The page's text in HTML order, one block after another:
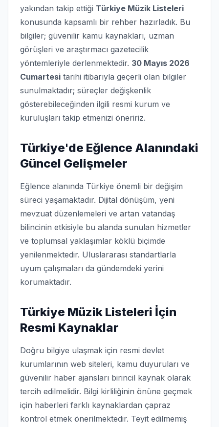
yakından takip ettiği Türkiye Müzik Listeleri
konusunda kapsamlı bir rehber hazırladık. Bu
bilgiler; güvenilir kamu kaynakları, uzman
görüşleri ve araştırmacı gazetecilik
yöntemleriyle derlenmektedir. 30 Mayıs 2026
Cumartesi tarihi itibarıyla geçerli olan bilgiler
sunulmaktadır; süreçler değişkenlik
gösterebileceğinden ilgili resmi kurum ve
kuruluşları takip etmenizi öneririz.
Türkiye'de Eğlence Alanındaki
Güncel Gelişmeler
Eğlence alanında Türkiye önemli bir değişim
süreci yaşamaktadır. Dijital dönüşüm, yeni
mevzuat düzenlemeleri ve artan vatandaş
bilincinin etkisiyle bu alanda sunulan hizmetler
ve toplumsal yaklaşımlar köklü biçimde
yenilenmektedir. Uluslararası standartlarla
uyum çalışmaları da gündemdeki yerini
korumaktadır.
Türkiye Müzik Listeleri İçin
Resmi Kaynaklar
Doğru bilgiye ulaşmak için resmi devlet
kurumlarının web siteleri, kamu duyuruları ve
güvenilir haber ajansları birincil kaynak olarak
tercih edilmelidir. Bilgi kirliliğinin önüne geçmek
için haberleri farklı kaynaklardan çapraz
kontrol etmek önerilmektedir. Teyit edilmemiş